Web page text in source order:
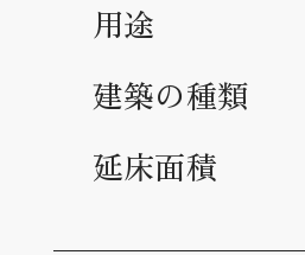
用途
建築の種類
延床面積